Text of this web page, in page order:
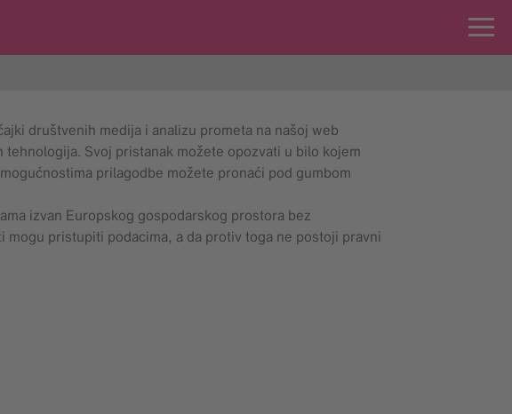
društvenih medija i analizu prometa na našoj web
Svoj pristanak možete opozvati u bilo kojem
prilagodbe možete pronaći pod gumbom
izvan Europskog gospodarskog prostora bez
pristupiti podacima, a da protiv toga ne postoji pravni